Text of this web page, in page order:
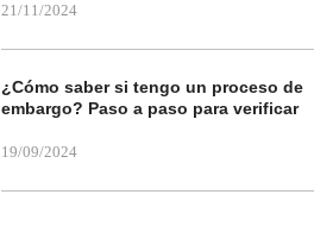
21/11/2024
¿Cómo saber si tengo un proceso de
embargo? Paso a paso para verificar
19/09/2024